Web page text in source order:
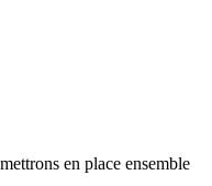
en place ensemble